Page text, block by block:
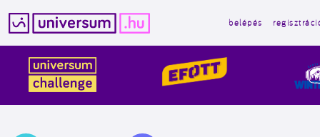
tartalomba
belépés